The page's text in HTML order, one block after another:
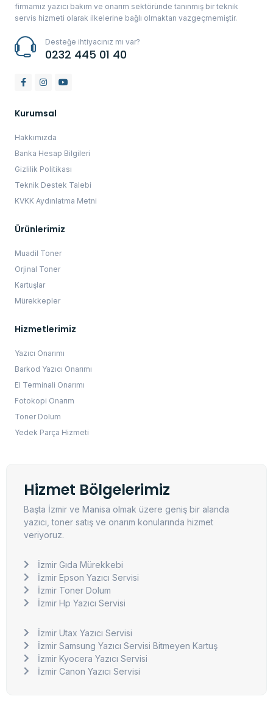
firmamız yazıcı bakım ve onarım sektöründe tanınmış bir teknik
servis hizmeti olarak ilkelerine bağlı olmaktan vazgeçmemiştir.
Desteğe ihtiyacınız mı var?
0232 445 01 40
Kurumsal
Hakkımızda
Banka Hesap Bilgileri
Gizlilik Politikası
Teknik Destek Talebi
KVKK Aydınlatma Metni
Ürünlerimiz
Muadil Toner
Orjinal Toner
Kartuşlar
Mürekkepler
Hizmetlerimiz
Yazıcı Onarımı
Barkod Yazıcı Onarımı
El Terminali Onarımı
Fotokopi Onarım
Toner Dolum
Yedek Parça Hizmeti
Hizmet Bölgelerimiz
Başta İzmir ve Manisa olmak üzere geniş bir alanda
yazıcı, toner satış ve onarım konularında hizmet
veriyoruz.
İzmir Gıda Mürekkebi
İzmir Epson Yazıcı Servisi
İzmir Toner Dolum
İzmir Hp Yazıcı Servisi
İzmir Utax Yazıcı Servisi
İzmir Samsung Yazıcı Servisi Bitmeyen Kartuş
İzmir Kyocera Yazıcı Servisi
İzmir Canon Yazıcı Servisi